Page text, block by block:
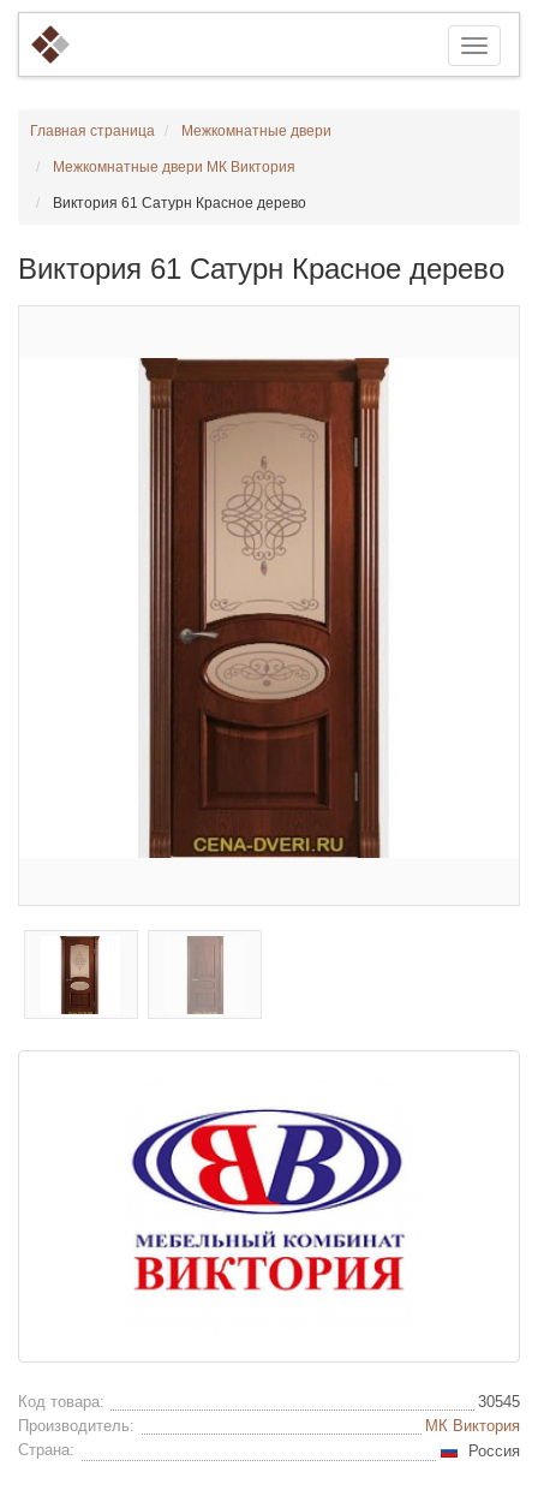
Главная страница Межкомнатные двери
Межкомнатные двери МК Виктория
Виктория 61 Сатурн Красное дерево
Виктория 61 Сатурн Красное дерево
Код товара:
30545
Производитель:
МК Виктория
Страна:
Россия